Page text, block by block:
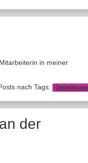
in meiner
nach Tags:
Optimierung
der